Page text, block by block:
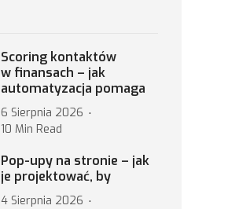
Scoring kontaktów
w finansach – jak
automatyzacja pomaga
6 Sierpnia 2026
10 Min Read
Pop-upy na stronie – jak
je projektować, by
4 Sierpnia 2026